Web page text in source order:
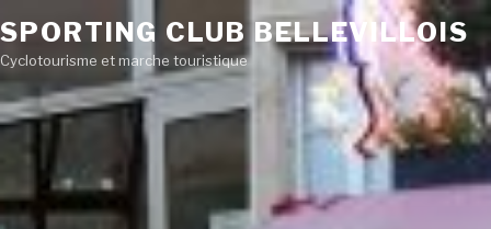
SPORTING CLUB BELLEVILLOIS
Cyclotourisme et marche touristique